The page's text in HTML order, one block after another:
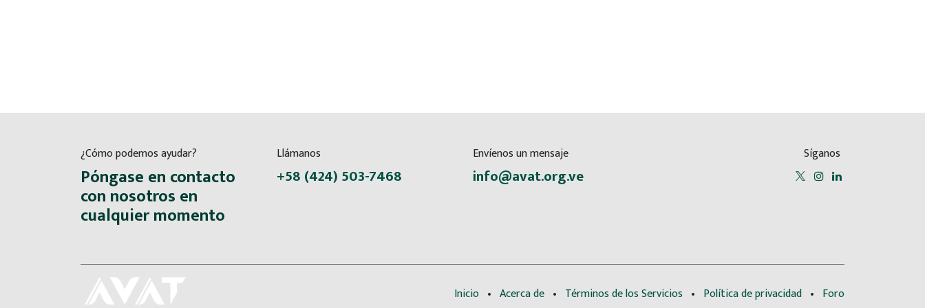
¿Cómo podemos ayudar?
Póngase en contacto
con nosotros en
cualquier momento
Llámanos
+58 (424) 503-7468
Envíenos un mensaje
info@avat.org.ve
Síganos
Inicio • Acerca de • Términos de los Servicios • Política de privacidad • Foro